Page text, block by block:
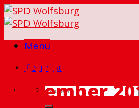
Skip
to
Menu
Termine
Monatlicher
November